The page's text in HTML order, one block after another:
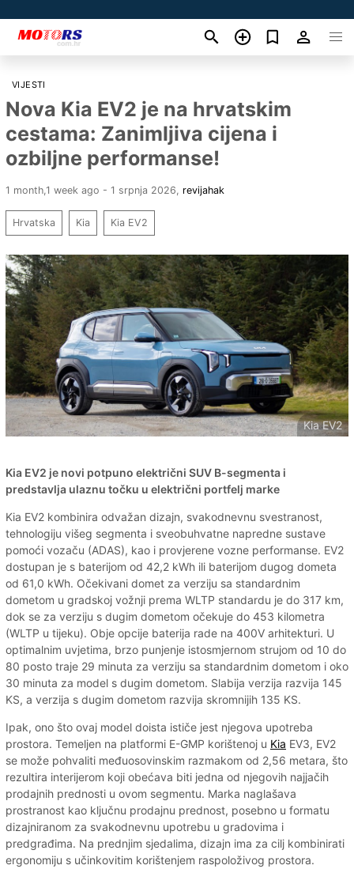
VIJESTI
Nova Kia EV2 je na hrvatskim
cestama: Zanimljiva cijena i
ozbiljne performanse!
1 month,1 week ago - 1 srpnja 2026 revijahak
Hrvatska Kia Kia EV2
Kia EV2
Kia EV2 je novi potpuno električni SUV B-segmenta i
predstavlja ulaznu točku u električni portfelj marke
Kia EV2 kombinira odvažan dizajn, svakodnevnu svestranost,
tehnologiju višeg segmenta i sveobuhvatne napredne sustave
pomoći vozaču (ADAS), kao i provjerene vozne performanse. EV2
dostupan je s baterijom od 42,2 kWh ili baterijom dugog dometa
od 61,0 kWh. Očekivani domet za verziju sa standardnim
dometom u gradskoj vožnji prema WLTP standardu je do 317 km,
dok se za verziju s dugim dometom očekuje do 453 kilometra
(WLTP u tijeku). Obje opcije baterija rade na 400V arhitekturi. U
optimalnim uvjetima, brzo punjenje istosmjernom strujom od 10 do
80 posto traje 29 minuta za verziju sa standardnim dometom i oko
30 minuta za model s dugim dometom. Slabija verzija razvija 145
KS, a verzija s dugim dometom razvija skromnijih 135 KS.
Ipak, ono što ovaj model doista ističe jest njegova upotreba
prostora. Temeljen na platformi E-GMP korištenoj u Kia EV3, EV2
se može pohvaliti međuosovinskim razmakom od 2,56 metara, što
rezultira interijerom koji obećava biti jedna od njegovih najjačih
prodajnih prednosti u ovom segmentu. Marka naglašava
prostranost kao ključnu prodajnu prednost, posebno u formatu
dizajniranom za svakodnevnu upotrebu u gradovima i
predgrađima. Na prednjim sjedalima, dizajn ima za cilj kombinirati
ergonomiju s učinkovitim korištenjem raspoloživog prostora.